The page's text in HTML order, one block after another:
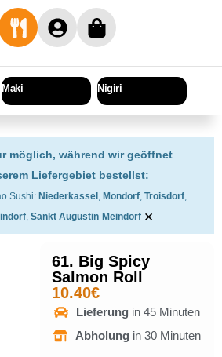
Maki Nigiri
möglich, während wir geöffnet
Liefergebiet bestellst:
Sushi: Niederkassel , Mondorf, Troisdorf,
, Sankt Augustin-Meindorf ×
61. Big Spicy
Salmon Roll
10.40€
Lieferung in 45 Minuten
Abholung in 30 Minuten